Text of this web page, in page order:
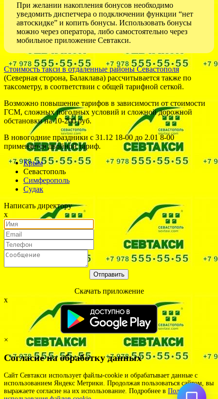
При желании накопления бонусов необходимо
уведомить диспетчера о подключении функции “нет
автоскидке” и копить бонусы. Использовать бонусы
можно через оператора, либо самостоятельно через
мобильное приложение Севтакси.
Стоимость такси в отдаленные районы Севастополя
(Северная сторона, Балаклава) рассчитывается также по
таксометру, в соответствии с общей тарифной сеткой.
Возможно повышение тарифов в зависимости от стоимости
ГСМ, сложных погодных условий и сложной дорожной
обстановки на 10-200 руб.
В новогодние праздники с 31.12 18-00 до 2.01 8-00
применяется двойной тариф.
Крым
Севастополь
Симферополь
Судак
Написать директору
х
Отправить
Cкачать приложение
х
×
Согласие на обработку данных
Сайт Севтакси использует файлы-cookie и обрабатывает данные с
использованием Яндекс Метрики. Продолжая пользоваться сайтом, вы
выражаете согласие на их использование. Подробнее в Политике